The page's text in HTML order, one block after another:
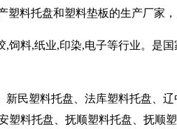
料托盘和塑料垫板的生产厂家，
饲料,纸业,印染,电子等行业。是
民塑料托盘、法库塑料托盘、
料托盘、抚顺塑料托盘、抚顺塑